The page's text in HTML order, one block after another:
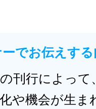
でお伝えす
刊行によって
や機会が生ま